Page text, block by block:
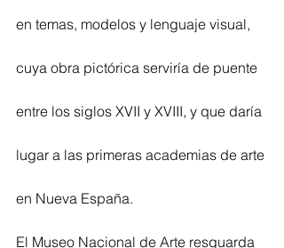
en temas, modelos y lenguaje visual,
cuya obra pictórica serviría de puente
entre los siglos XVII y XVIII, y que daría
lugar a las primeras academias de arte
en Nueva España.
El Museo Nacional de Arte resguarda